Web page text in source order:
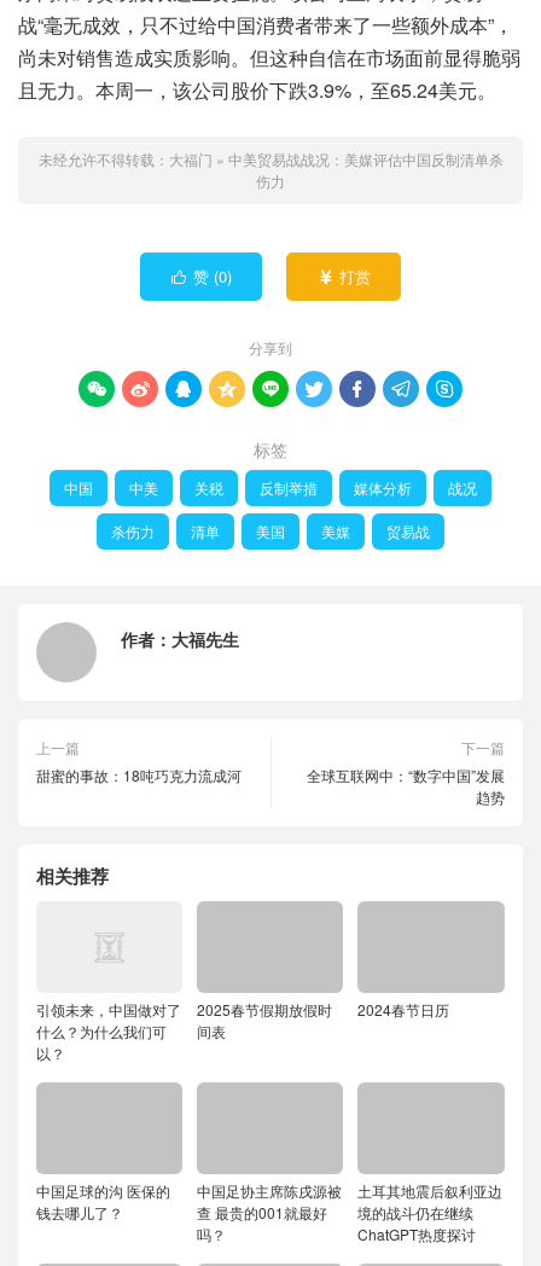
战“毫无成效，只不过给中国消费者带来了一些额外成本”，
尚未对销售造成实质影响。但这种自信在市场面前显得脆弱
且无力。本周一，该公司股价下跌3.9%，至65.24美元。
未经允许不得转载： 大福门 » 中美贸易战战况：美媒评估中国反制清单杀
伤力
 赞 (0)  打赏
分享到
        
标签
中国 中美 关税 反制举措 媒体分析 战况
杀伤力 清单 美国 美媒 贸易战
作者： 大福先生
上一篇
甜蜜的事故：18吨巧克力流成河
下一篇
全球互联网中：“数字中国”发展
趋势
相关推荐
引领未来，中国做对了
什么？为什么我们可
以？
2025春节假期放假时
间表
2024春节日历
中国足球的沟 医保的
钱去哪儿了？
中国足协主席陈戌源被
查 最贵的001就最好
吗？
土耳其地震后叙利亚边
境的战斗仍在继续
ChatGPT热度探讨